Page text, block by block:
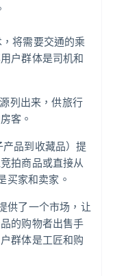
将需要交通的乘
户群体是司机和
列出来，供旅行
客。
品到收藏品）提
拍商品或直接从
买家和卖家。
供了一个市场，让
的购物者出售手
群体是工匠和购